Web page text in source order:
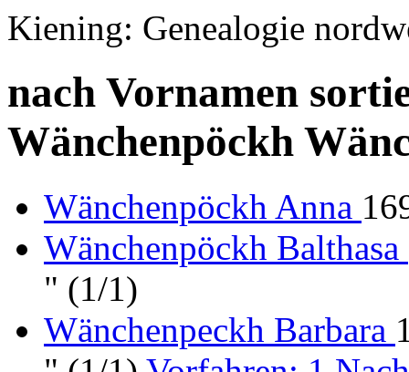
Kiening: Genealogie
nach Vornamen
Wänchenpöckh
Wänchenpöckh Anna
Wänchenpöckh Balthasa
" (1/1)
Wänchenpeckh Barbara